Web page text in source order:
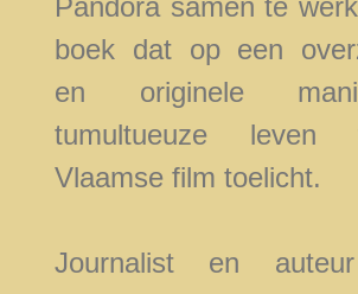
boek dat op een
en originele
tumultueuze
Vlaamse film toelicht.
Journalist en